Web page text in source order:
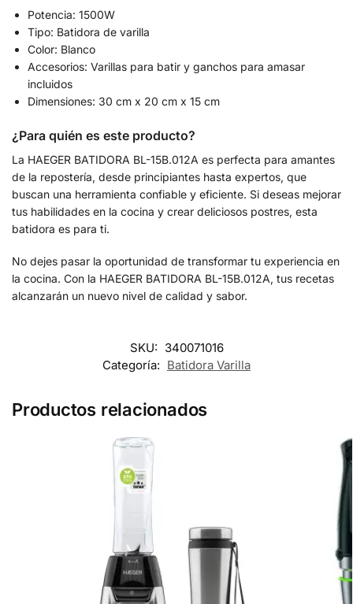
Potencia: 1500W
Tipo: Batidora de varilla
Color: Blanco
Accesorios: Varillas para batir y ganchos para amasar
incluidos
Dimensiones: 30 cm x 20 cm x 15 cm
¿Para quién es este producto?
La HAEGER BATIDORA BL-15B.012A es perfecta para amantes
de la repostería, desde principiantes hasta expertos, que
buscan una herramienta confiable y eficiente. Si deseas mejorar
tus habilidades en la cocina y crear deliciosos postres, esta
batidora es para ti.
No dejes pasar la oportunidad de transformar tu experiencia en
la cocina. Con la HAEGER BATIDORA BL-15B.012A, tus recetas
alcanzarán un nuevo nivel de calidad y sabor.
SKU: 340071016
Categoría: Batidora Varilla
Productos relacionados